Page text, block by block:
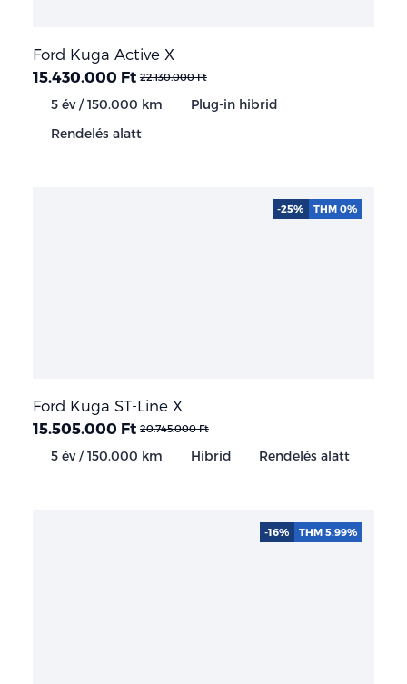
Ford Kuga Active X
15.430.000 Ft 22.130.000 Ft
5 év / 150.000 km
Plug-in hibrid
Rendelés alatt
Ford Kuga ST-Line X
15.505.000 Ft 20.745.000 Ft
5 év / 150.000 km Hibrid Rendelés alatt
-25% THM 0%
-16% THM 5.99%